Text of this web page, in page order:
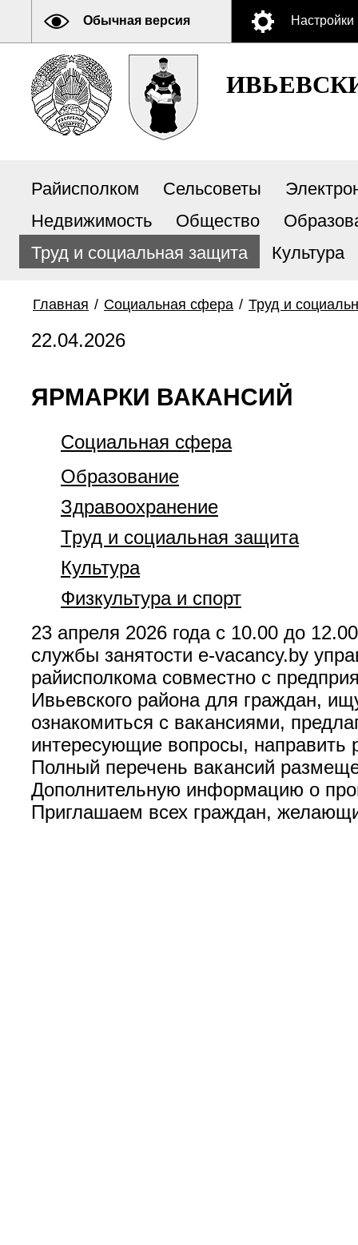
Обычная версия Настройки
Райисполком Сельсоветы
Недвижимость
Общество
Труд и социальная защита
Культура
Главная / Социальная сфера / Труд и
22.04.2026
ЯРМАРКИ ВАКАНСИЙ
Социальная сфера
Образование
Здравоохранение
Труд и социальная защита
Культура
Физкультура и спорт
23 апреля 2026 года с 10.00 до
службы занятости e-vacancy.by
райисполкома совместно с
Ивьевского района для граждан,
ознакомиться с вакансиями,
интересующие вопросы, направить
Полный перечень вакансий
Дополнительную информацию о
Приглашаем всех граждан,